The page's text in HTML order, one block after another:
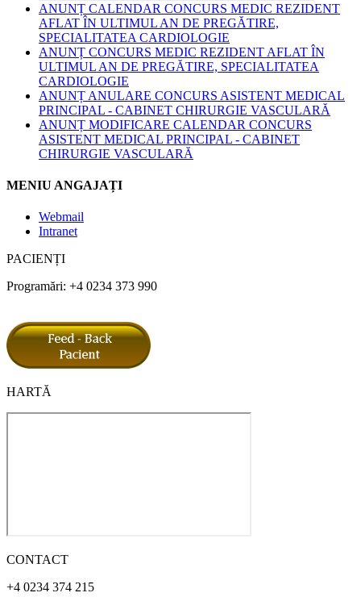
ANUNȚ CALENDAR CONCURS MEDIC REZIDENT
AFLAT ÎN ULTIMUL AN DE PREGĂTIRE,
SPECIALITATEA CARDIOLOGIE
ANUNȚ CONCURS MEDIC REZIDENT AFLAT ÎN
ULTIMUL AN DE PREGĂTIRE, SPECIALITATEA
CARDIOLOGIE
ANUNȚ ANULARE CONCURS ASISTENT MEDICAL
PRINCIPAL - CABINET CHIRURGIE VASCULARĂ
ANUNȚ MODIFICARE CALENDAR CONCURS
ASISTENT MEDICAL PRINCIPAL - CABINET
CHIRURGIE VASCULARĂ
MENIU ANGAJAȚI
Webmail
Intranet
PACIENȚI
Programări: +4 0234 373 990
HARTĂ
CONTACT
+4 0234 374 215